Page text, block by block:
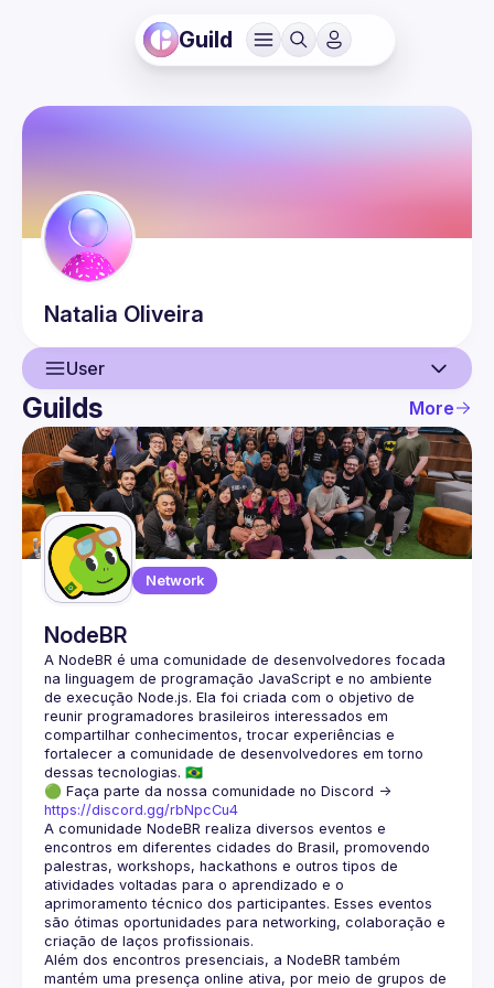
Guild
Natalia Oliveira
User
User
Events
Guilds
Guilds More
Network
NodeBR
A NodeBR é uma comunidade de desenvolvedores focada
na linguagem de programação JavaScript e no ambiente
de execução Node.js. Ela foi criada com o objetivo de
reunir programadores brasileiros interessados em
compartilhar conhecimentos, trocar experiências e
fortalecer a comunidade de desenvolvedores em torno
🟢 Faça parte da nossa comunidade no Discord ->
https://discord.gg/rbNpcCu4
A comunidade NodeBR realiza diversos eventos e
encontros em diferentes cidades do Brasil, promovendo
palestras, workshops, hackathons e outros tipos de
atividades voltadas para o aprendizado e o
aprimoramento técnico dos participantes. Esses eventos
são ótimas oportunidades para networking, colaboração e
Além dos encontros presenciais, a NodeBR também
mantém uma presença online ativa, por meio de grupos de